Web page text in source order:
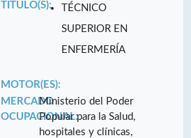
TITULO(S):
TÉCNICO
SUPERIOR EN
ENFERMERÍA
MOTOR(ES):
MERCADO
OCUPACIONAL:
Ministerio del Poder
Popular para la Salud,
hospitales y clínicas,